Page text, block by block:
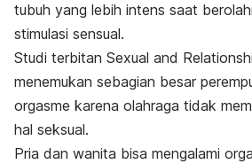
tubuh yang lebih intens saat
stimulasi sensual.
Studi terbitan Sexual and
menemukan sebagian besar
orgasme karena olahraga tidak
hal seksual.
Pria dan wanita bisa mengalami